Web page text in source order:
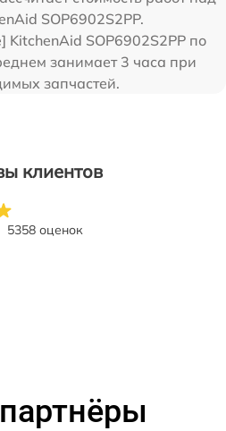
SOP6902S2PP.
KitchenAid SOP6902S2PP по
занимает 3 часа при
запчастей.
клиентов
5358 оценок